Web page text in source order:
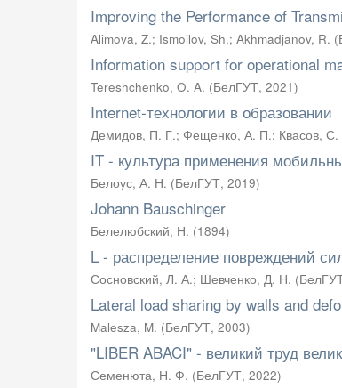
Improving the Performance of
Alimova, Z.; Ismoilov, Sh.; Akhmadjanov, R. (
Information support for operational
Tereshchenko, O. A. (БелГУТ, 2021)
Internet-технологии в образовании
Демидов, П. Г.; Фещенко, А. П.; Квасов,
IT - культура применения
Белоус, А. Н. (БелГУТ, 2019)
Johann Bauschinger
Белелюбский, Н. (1894)
L - распределение повреждений
Сосновский, Л. А.; Шевченко, Д. Н. (
Lateral load sharing by walls and
Malesza, M. (БелГУТ, 2003)
"LIBER ABACI" - великий труд
Семенюта, Н. Ф. (БелГУТ, 2022)